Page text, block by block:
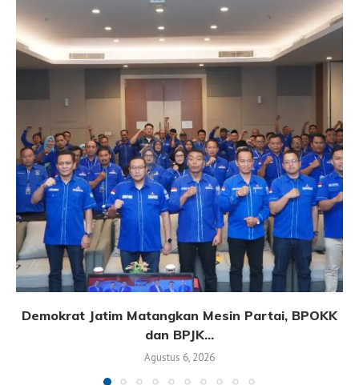
Demokrat Jatim Matangkan Mesin Partai, BPOKK
dan BPJK...
Agustus 6, 2026